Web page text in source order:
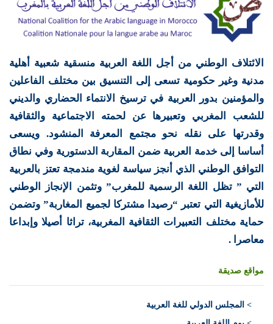
الائتلاف الوطني من أجل اللغة العربية منسقية شعبية أهلية
مدنية وغير حكومية تسعى إلى التنسيق بين مختلف الفاعلين
والمؤمنين بدور العربية في ترسيخ الانتماء الحضاري والديني
للشعب المغربي وتعبيرها عن لحمته الاجتماعية والثقافية
وقدرتها على نقله نحو مجتمع المعرفة المنشود. ويسعى
أساسا إلى خدمة العربية ضمن المقاربة الدستورية وفي نطاق
التوافق الوطني الذي أنجز سياسة لغوية مندمجة تعتز بالعربية
التي ” تظل اللغة الرسمية للمغرب” وتثمن الإنجاز الوطني
للأمازيغية التي تعتبر “رصيدا مشتركا لجميع المغاربة” وتضمن
حماية مختلف التعبيرات الثقافية المغربية، تراثا أصيلا وإبداعا
معاصرا .
مواقع صديقة
> المجلس الدولي للغة العربية